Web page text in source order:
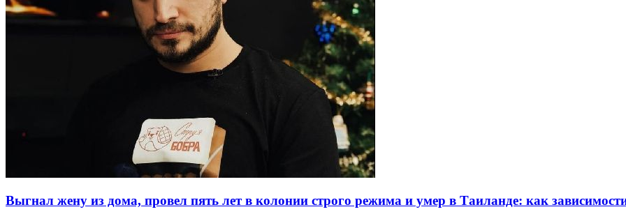
Выгнал жену из дома, провел пять лет в колонии строго режима и умер в Таиланде: как